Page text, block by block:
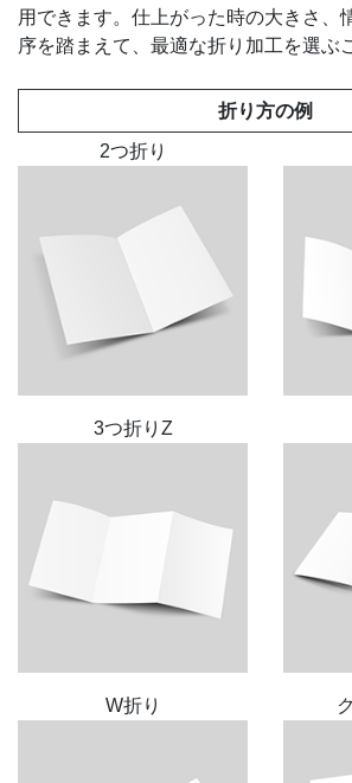
用できます。仕上がった時の大きさ、
序を踏まえて、最適な折り加工を選ぶ
折り方の例
2つ折り
3つ折りZ
W折り